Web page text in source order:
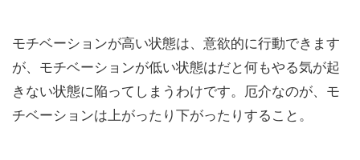
モチベーションが高い状態は、意欲的に行動できます
が、モチベーションが低い状態はだと何もやる気が起
きない状態に陥ってしまうわけです。厄介なのが、モ
チベーションは上がったり下がったりすること。